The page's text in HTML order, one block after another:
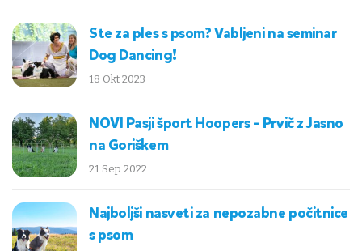
Ste za ples s psom? Vabljeni na seminar
Dog Dancing!
18 Okt 2023
NOVI Pasji šport Hoopers – Prvič z Jasno
na Goriškem
21 Sep 2022
Najboljši nasveti za nepozabne počitnice
s psom